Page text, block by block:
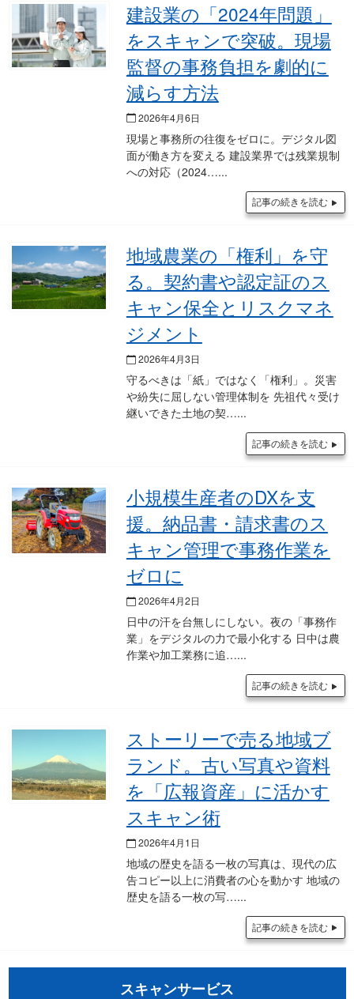
建設業の「2024年問題」
をスキャンで突破。現場
監督の事務負担を劇的に
減らす方法
2026年4月6日
現場と事務所の往復をゼロに。デジタル図
面が働き方を変える 建設業界では残業規制
への対応（2024…
記事の続きを読む
地域農業の「権利」を守
る。契約書や認定証のス
キャン保全とリスクマネ
ジメント
2026年4月3日
守るべきは「紙」ではなく「権利」。災害
や紛失に屈しない管理体制を 先祖代々受け
継いできた土地の契…
記事の続きを読む
小規模生産者のDXを支
援。納品書・請求書のス
キャン管理で事務作業を
ゼロに
2026年4月2日
日中の汗を台無しにしない。夜の「事務作
業」をデジタルの力で最小化する 日中は農
作業や加工業務に追…
記事の続きを読む
ストーリーで売る地域ブ
ランド。古い写真や資料
を「広報資産」に活かす
スキャン術
2026年4月1日
地域の歴史を語る一枚の写真は、現代の広
告コピー以上に消費者の心を動かす 地域の
歴史を語る一枚の写…
記事の続きを読む
スキャンサービス